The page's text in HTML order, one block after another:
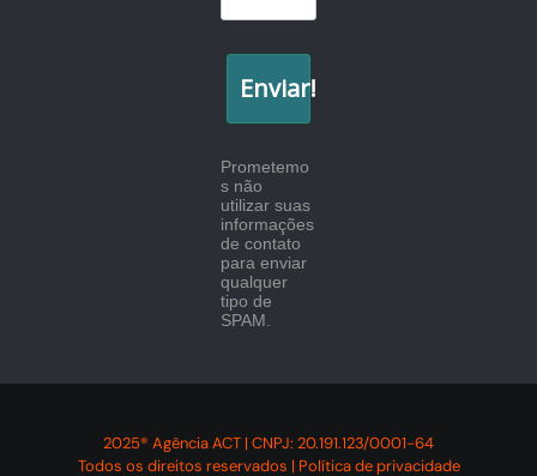
Enviar!
Prometemo
s não
utilizar suas
informações
de contato
para enviar
qualquer
tipo de
SPAM.
2025® Agência ACT | CNPJ: 20.191.123/0001-64
Todos os direitos reservados | Política de privacidade